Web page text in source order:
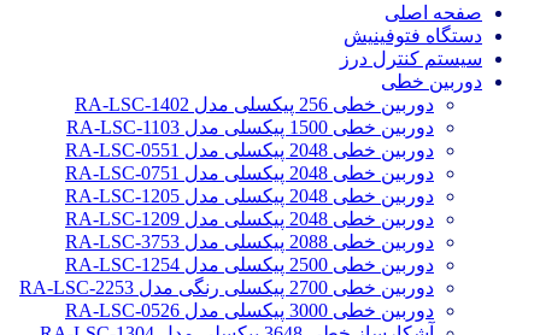
صفحه اصلی
دستگاه فتوفینیش
سیستم کنترل درز
دوربین خطی
دوربین خطی 256 پیکسلی مدل RA-LSC-1402
دوربین خطی 1500 پیکسلی مدل RA-LSC-1103
دوربین خطی 2048 پیکسلی مدل RA-LSC-0551
دوربین خطی 2048 پیکسلی مدل RA-LSC-0751
دوربین خطی 2048 پیکسلی مدل RA-LSC-1205
دوربین خطی 2048 پیکسلی مدل RA-LSC-1209
دوربین خطی 2088 پیکسلی مدل RA-LSC-3753
دوربین خطی 2500 پیکسلی مدل RA-LSC-1254
دوربین خطی 2700 پیکسلی رنگی مدل RA-LSC-2253
دوربین خطی 3000 پیکسلی مدل RA-LSC-0526